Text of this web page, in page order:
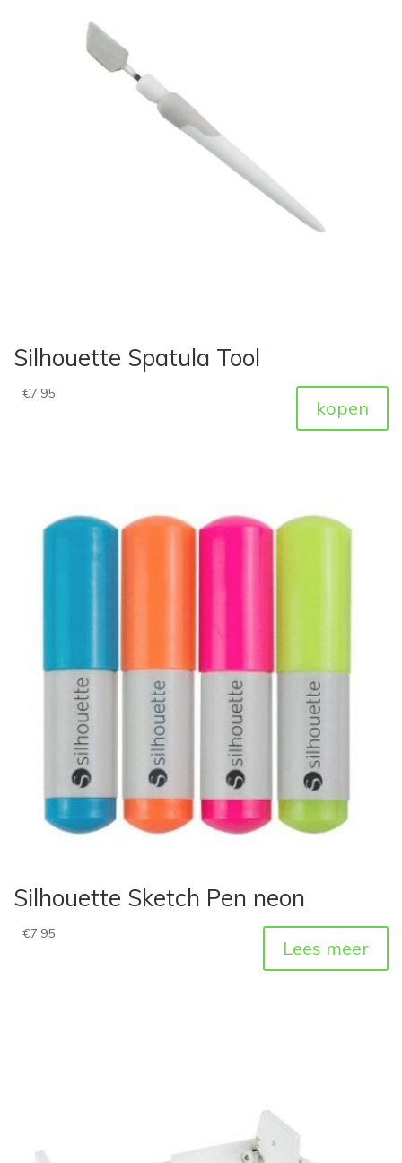
Silhouette Spatula Tool
€7,95
kopen
Silhouette Sketch Pen neon
€7,95
Lees meer